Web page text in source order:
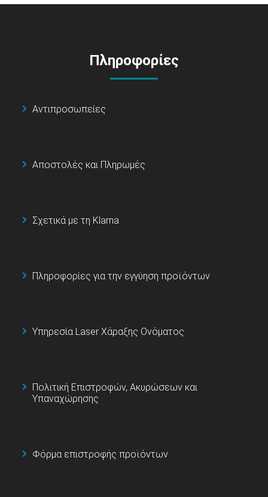
Πληροφορίες
Αντιπροσωπείες
Αποστολές και Πληρωμές
Σχετικά με τη Klarna
Πληροφορίες για την εγγύηση προϊόντων
Υπηρεσία Laser Χάραξης Ονόματος
Πολιτική Επιστροφών, Ακυρώσεων και
Υπαναχώρησης
Φόρμα επιστροφής προϊόντων